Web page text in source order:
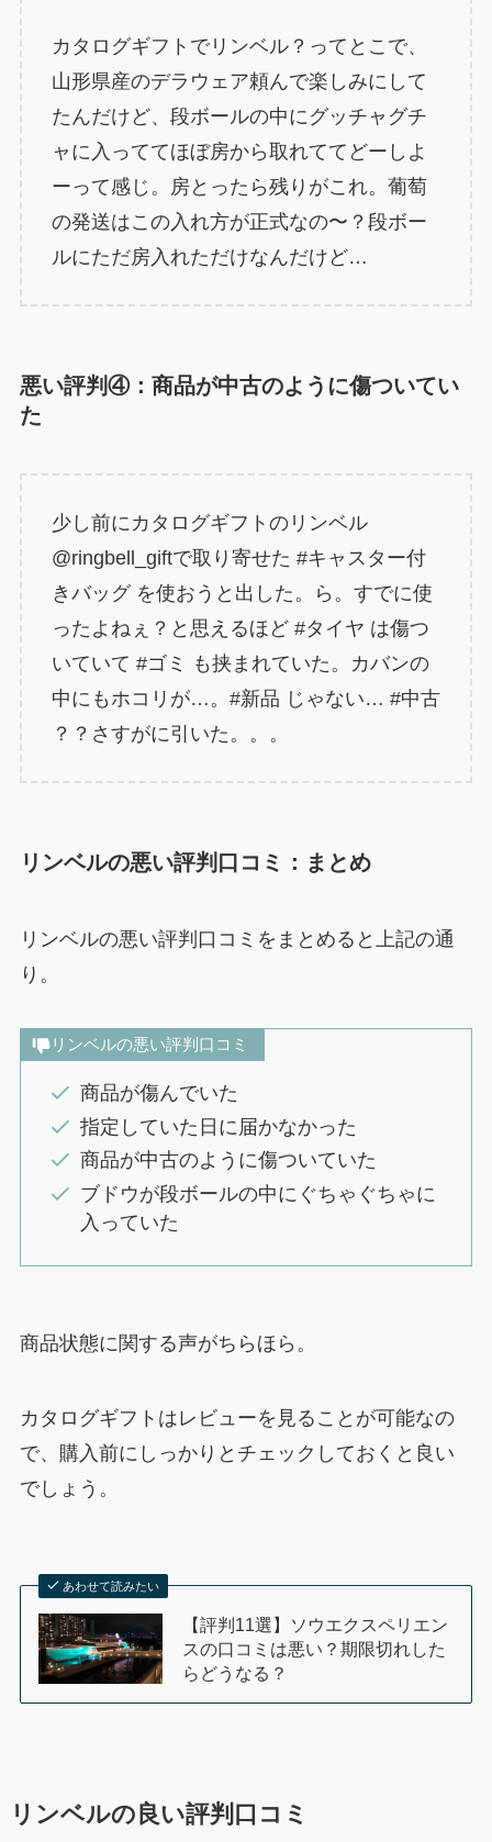
カタログギフトでリンベル？ってとこで、
山形県産のデラウェア頼んで楽しみにして
たんだけど、段ボールの中にグッチャグチ
ャに入っててほぼ房から取れててどーしよ
ーって感じ。房とったら残りがこれ。葡萄
の発送はこの入れ方が正式なの〜？段ボー
ルにただ房入れただけなんだけど…
悪い評判④：商品が中古のように傷ついてい
た
少し前にカタログギフトのリンベル
@ringbell_giftで取り寄せた #キャスター付
きバッグ を使おうと出した。ら。すでに使
ったよねぇ？と思えるほど #タイヤ は傷つ
いていて #ゴミ も挟まれていた。カバンの
中にもホコリが…。#新品 じゃない… #中古
？？さすがに引いた。。。
リンベルの悪い評判口コミ：まとめ
リンベルの悪い評判口コミをまとめると上記の通
り。
リンベルの悪い評判口コミ
商品が傷んでいた
指定していた日に届かなかった
商品が中古のように傷ついていた
ブドウが段ボールの中にぐちゃぐちゃに
入っていた
商品状態に関する声がちらほら。
カタログギフトはレビューを見ることが可能なの
で、購入前にしっかりとチェックしておくと良い
でしょう。
あわせて読みたい
【評判11選】ソウエクスペリエン
スの口コミは悪い？期限切れした
らどうなる？
リンベルの良い評判口コミ